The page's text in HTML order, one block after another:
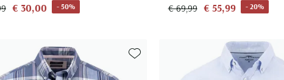
€ 30,00 - 50% € 69,99 € 55,99 - 20%